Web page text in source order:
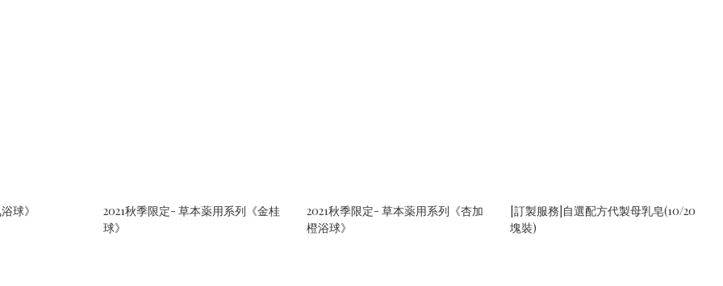
球》
2021秋季限定- 草本薬用系列《金桂
球》
2021秋季限定- 草本薬用系列《杏加
橙浴球》
[訂製服務]自選配方代製母乳皂(10/20
塊裝)